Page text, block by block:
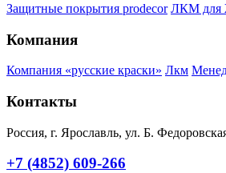
Защитные покрытия prodecor ЛКМ для
Компания
Компания «русские краски» Лкм
Контакты
Россия, г. Ярославль, ул. Б.
+7 (4852) 609-266